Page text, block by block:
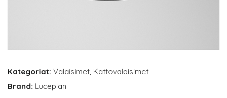
Kategoriat: Valaisimet, Kattovalaisimet
Brand: Luceplan